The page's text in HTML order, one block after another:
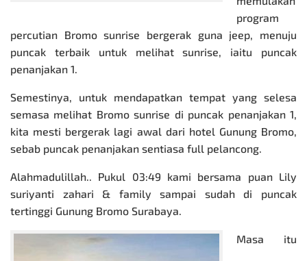
program
percutian Bromo sunrise bergerak guna jeep, menuju
puncak terbaik untuk melihat sunrise, iaitu puncak
penanjakan 1.
Semestinya, untuk mendapatkan tempat yang selesa
semasa melihat Bromo sunrise di puncak penanjakan 1,
kita mesti bergerak lagi awal dari hotel Gunung Bromo,
sebab puncak penanjakan sentiasa full pelancong.
Alahmadulillah.. Pukul 03:49 kami bersama puan Lily
suriyanti zahari & family sampai sudah di puncak
tertinggi Gunung Bromo Surabaya.
Masa itu